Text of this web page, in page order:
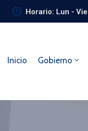
Horario: Lun -
Inicio Gobierno